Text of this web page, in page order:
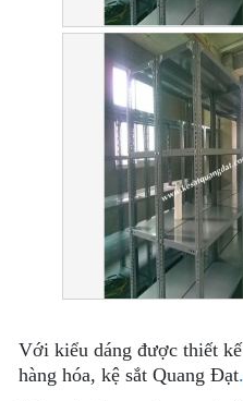
Với kiểu dáng được thiết
hàng hóa, kệ sắt Quang Đạt.